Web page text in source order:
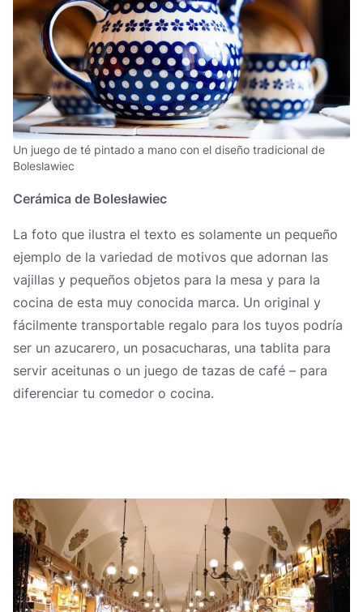
Un juego de té pintado a mano con el diseño tradicional de
Boleslawiec
Cerámica de Bolesławiec
La foto que ilustra el texto es solamente un pequeño
ejemplo de la variedad de motivos que adornan las
vajillas y pequeños objetos para la mesa y para la
cocina de esta muy conocida marca. Un original y
fácilmente transportable regalo para los tuyos podría
ser un azucarero, un posacucharas, una tablita para
servir aceitunas o un juego de tazas de café – para
diferenciar tu comedor o cocina.